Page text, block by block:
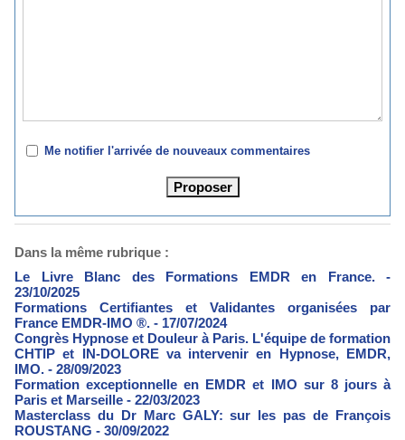
Me notifier l'arrivée de nouveaux commentaires
Dans la même rubrique :
Le Livre Blanc des Formations EMDR en France.
-
23/10/2025
Formations Certifiantes et Validantes organisées par
France EMDR-IMO ®. - 17/07/2024
Congrès Hypnose et Douleur à Paris. L'équipe de formation
CHTIP et IN-DOLORE va intervenir en Hypnose, EMDR,
IMO. - 28/09/2023
Formation exceptionnelle en EMDR et IMO sur 8 jours à
Paris et Marseille - 22/03/2023
Masterclass du Dr Marc GALY: sur les pas de François
ROUSTANG - 30/09/2022